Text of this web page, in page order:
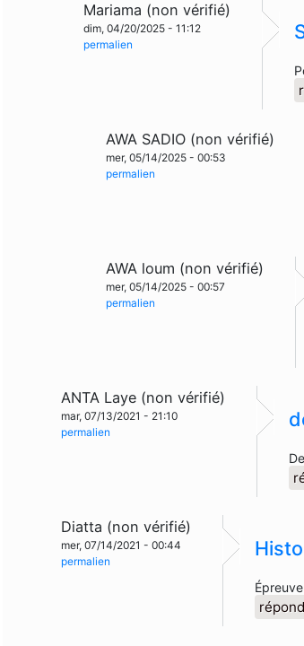
Mariama (non vérifié)
dim, 04/20/2025 - 11:12
permalien
AWA SADIO (non vérifié)
mer, 05/14/2025 - 00:53
permalien
AWA loum (non vérifié)
mer, 05/14/2025 - 00:57
permalien
ANTA Laye (non vérifié)
mar, 07/13/2021 - 21:10
permalien
Diatta (non vérifié)
mer, 07/14/2021 - 00:44
permalien